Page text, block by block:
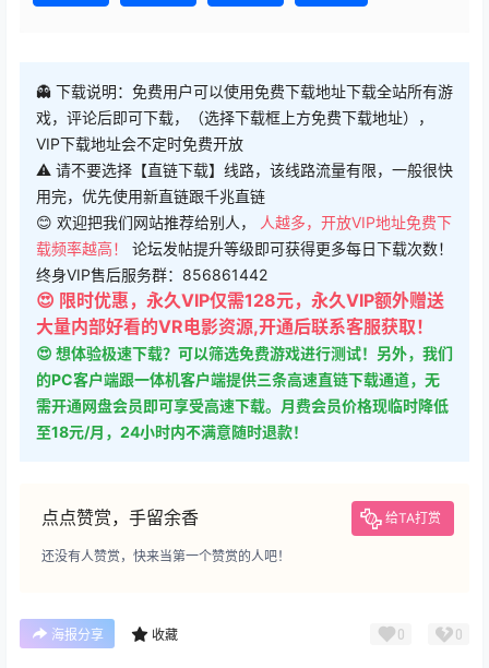
👻 下载说明：免费用户可以使用免费下载地址下载全站所有游
戏，评论后即可下载，（选择下载框上方免费下载地址），
VIP下载地址会不定时免费开放
⚠ 请不要选择【直链下载】线路，该线路流量有限，一般很快
用完，优先使用新直链跟千兆直链
😊 欢迎把我们网站推荐给别人，
人越多，开放VIP地址免费下
载频率越高！ 论坛发帖提升等级即可获得更多每日下载次数！
终身VIP售后服务群：856861442
😍 限时优惠，永久VIP仅需128元，永久VIP额外赠送
大量内部好看的VR电影资源,开通后联系客服获取！
😍 想体验极速下载？可以筛选免费游戏进行测试！另外，我们
的PC客户端跟一体机客户端提供三条高速直链下载通道，无
需开通网盘会员即可享受高速下载。月费会员价格现临时降低
至18元/月，24小时内不满意随时退款！
点点赞赏，手留余香 给TA打赏
还没有人赞赏，快来当第一个赞赏的人吧！
海报分享 收藏 0 0